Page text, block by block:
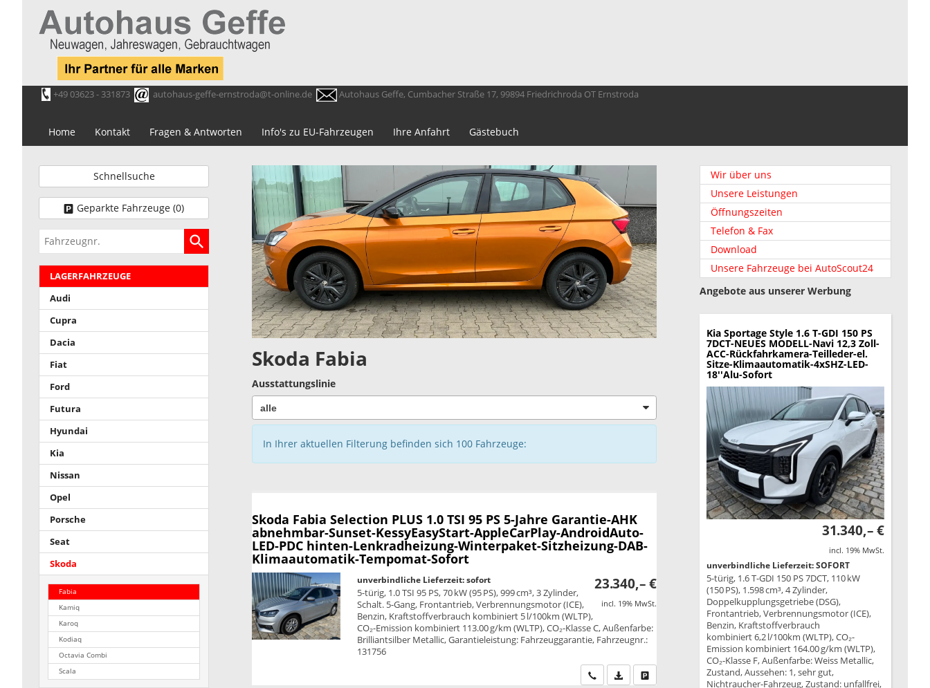
+49 03623 - 331873 autohaus-geffe-ernstroda@t-online.de Autohaus Geffe, Cumbacher Straße 17, 99894 Friedrichroda OT Ernstroda
Home Kontakt Fragen & Antworten Info's zu EU-Fahrzeugen Ihre Anfahrt Gästebuch
Skoda Fabia
Ausstattungslinie
In Ihrer aktuellen Filterung befinden sich 100Fahrzeuge:
Skoda Fabia Selection PLUS 1.0 TSI 95 PS 5-Jahre Garantie-AHK
abnehmbar-Sunset-KessyEasyStart-AppleCarPlay-AndroidAuto-
LED-PDC hinten-Lenkradheizung-Winterpaket-Sitzheizung-DAB-
Klimaautomatik-Tempomat-Sofort
23.340,– €
incl. 19% MwSt.
unverbindliche Lieferzeit: sofort
5-türig, 1.0 TSI 95 PS, 70 kW (95 PS), 999 cm³, 3 Zylinder,
Schalt. 5-Gang, Frontantrieb, Verbrennungsmotor (ICE),
Benzin, Kraftstoffverbrauch kombiniert 5 l/100km (WLTP),
CO₂-Emission kombiniert 113.00 g/km (WLTP), CO₂-Klasse C, Außenfarbe:
Brilliantsilber Metallic, Garantieleistung: Fahrzeuggarantie, Fahrzeugnr.:
131756
Wir rufen Sie anPDF-Datei, Fahrzeugexposé drucken
Drucken, parken oder vergleichen
Schnellsuche
Geparkte Fahrzeuge (0)
Fahrzeugnr.
LAGERFAHRZEUGE
Audi
Cupra
Dacia
Fiat
Ford
Futura
Hyundai
Kia
Nissan
Opel
Porsche
Seat
Skoda
Fabia
Kamiq
Karoq
Kodiaq
Octavia Combi
Scala
Wir über uns
Unsere Leistungen
Öffnungszeiten
Telefon & Fax
Download
Unsere Fahrzeuge bei AutoScout24
Angebote aus unserer Werbung
Kia Sportage Style 1.6 T-GDI 150 PS
7DCT-NEUES MODELL-Navi 12,3 Zoll-
ACC-Rückfahrkamera-Teilleder-el.
Sitze-Klimaautomatik-4xSHZ-LED-
18''Alu-Sofort
31.340,– €
incl. 19% MwSt.
unverbindliche Lieferzeit: SOFORT
5-türig, 1.6 T-GDI 150 PS 7DCT, 110 kW
(150 PS), 1.598 cm³, 4 Zylinder,
Doppelkupplungsgetriebe (DSG),
Frontantrieb, Verbrennungsmotor (ICE),
Benzin, Kraftstoffverbrauch
kombiniert 6,2 l/100km (WLTP), CO₂-
Emission kombiniert 164.00 g/km (WLTP),
CO₂-Klasse F, Außenfarbe: Weiss Metallic,
Zustand, Aussehen: 1, sehr gut,
Nichtraucher-Fahrzeug, Zustand: unfallfrei,